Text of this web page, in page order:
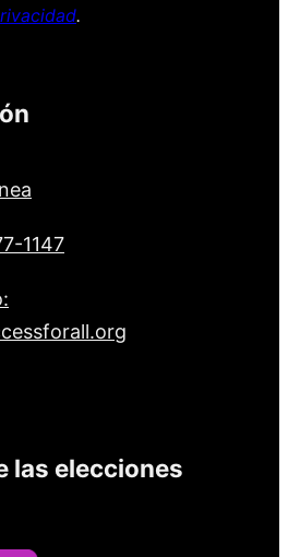
.
1147
las elecciones